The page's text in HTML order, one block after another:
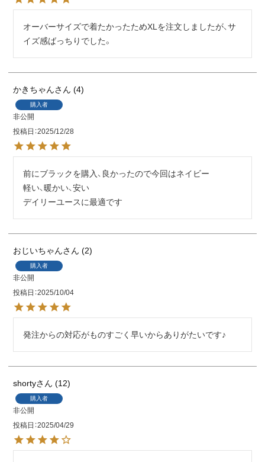
オーバーサイズで着たかったためXLを注文しましたが、サ
イズ感ばっちりでした。
かきちゃん 4
購入者
非公開
投稿日 2025/12/28
前にブラックを購入、良かったので今回はネイビー
軽い、暖かい、安い
デイリーユースに最適です
おじいちゃん 2
購入者
非公開
投稿日 2025/10/04
発注からの対応がものすごく早いからありがたいです♪
shorty 12
購入者
非公開
投稿日 2025/04/29